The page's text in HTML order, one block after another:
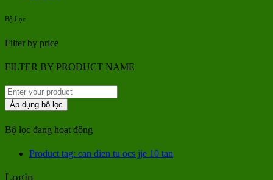
Bộ Lọc
Filter by price
FILTER BY PRODUCT NAME
Áp dụng bộ lọc
Bộ lọc đang hoạt động
Product tag: can dien tu ocs jje 10 tan
Login